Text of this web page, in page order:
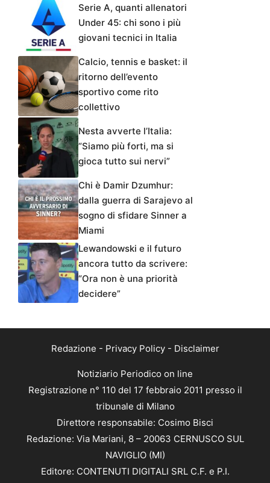
Serie A, quanti allenatori
Under 45: chi sono i più
giovani tecnici in Italia
Calcio, tennis e basket: il
ritorno dell’evento
sportivo come rito
collettivo
Nesta avverte l’Italia:
“Siamo più forti, ma si
gioca tutto sui nervi”
Chi è Damir Dzumhur:
dalla guerra di Sarajevo al
sogno di sfidare Sinner a
Miami
Lewandowski e il futuro
ancora tutto da scrivere:
“Ora non è una priorità
decidere”
Redazione - Privacy Policy- Disclaimer
Notiziario Periodico on line
Registrazione n° 110 del 17 febbraio 2011 presso il
tribunale di Milano
Direttore responsabile: Cosimo Bisci
Redazione: Via Mariani, 8 – 20063 CERNUSCO SUL
NAVIGLIO (MI)
Editore: CONTENUTI DIGITALI SRL C.F. e P.I.